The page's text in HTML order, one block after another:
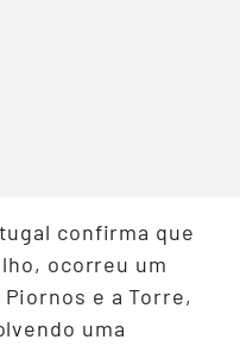
confirma que
ocorreu um
e a Torre,
uma